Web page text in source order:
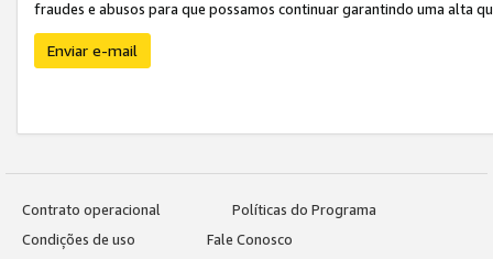
fraudes e abusos para que possamos continuar garantindo uma alta
Enviar e-mail
Contrato operacional
Políticas do Programa
Condições de uso
Fale Conosco